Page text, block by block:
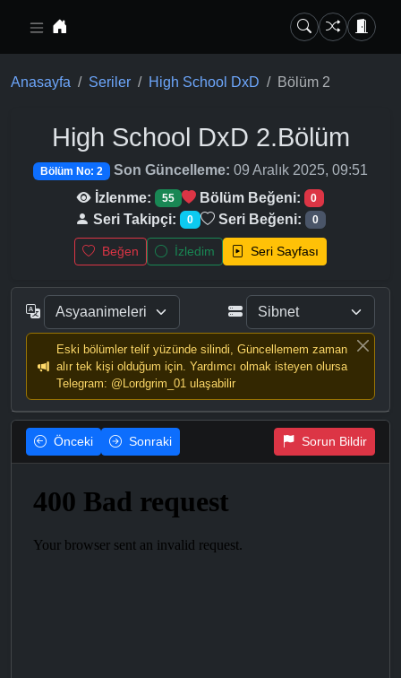
Anasayfa Seriler High School DxD Bölüm 2
High School DxD 2.Bölüm
Bölüm No: 2 Son Güncelleme: 09 Aralık 2025, 09:51
İzlenme:
55 Bölüm Beğeni: 0
Seri Takipçi: 0 Seri Beğeni: 0
Beğen İzledim Seri Sayfası
Eski bölümler telif yüzünde silindi, Güncellemem zaman
alır tek kişi olduğum için. Yardımcı olmak isteyen olursa
Telegram: @Lordgrim_01 ulaşabilir
Önceki Sonraki Sorun Bildir